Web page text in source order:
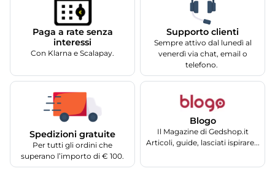
Paga a rate senza
interessi
Con Klarna e Scalapay.
Supporto clienti
Sempre attivo dal lunedì al
venerdì via chat, email o
telefono.
Spedizioni gratuite
Per tutti gli ordini che
superano l’importo di € 100.
Blogo
Il Magazine di Gedshop.it
Articoli, guide, lasciati ispirare...